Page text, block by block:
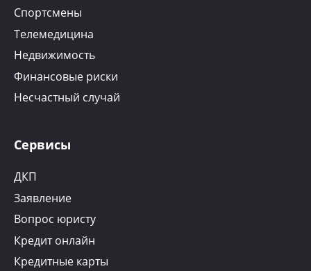
Спортсмены
Телемедицина
Недвижимость
Финансовые риски
Несчастный случай
Сервисы
ДКП
Заявление
Вопрос юристу
Кредит онлайн
Кредитные карты